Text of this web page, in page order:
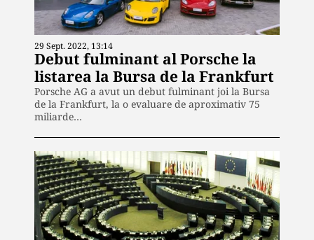
29 Sept. 2022, 13:14
Debut fulminant al Porsche la
listarea la Bursa de la Frankfurt
Porsche AG a avut un debut fulminant joi la Bursa
de la Frankfurt, la o evaluare de aproximativ 75
miliarde…